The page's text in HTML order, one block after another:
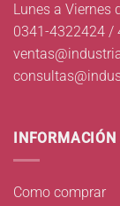
Lunes a Viernes
0341-4322424 /
Como comprar